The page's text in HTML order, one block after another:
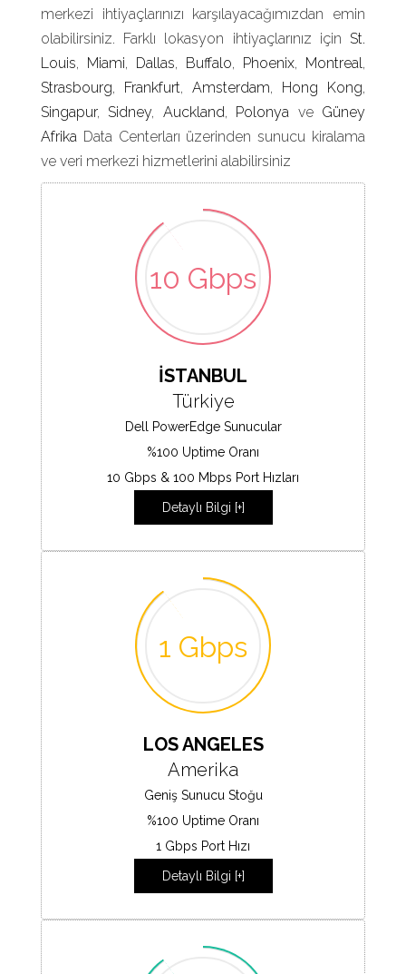
merkezi ihtiyaçlarınızı karşılayacağımızdan emin
olabilirsiniz. Farklı lokasyon ihtiyaçlarınız için St.
Louis, Miami, Dallas, Buffalo, Phoenix, Montreal,
Strasbourg, Frankfurt, Amsterdam, Hong Kong,
Singapur, Sidney, Auckland, Polonya ve Güney
Afrika Data Centerları üzerinden sunucu kiralama
ve veri merkezi hizmetlerini alabilirsiniz
10 Gbps
İSTANBUL
Türkiye
Dell PowerEdge Sunucular
%100 Uptime Oranı
10 Gbps & 100 Mbps Port Hızları
Detaylı Bilgi [+]
1 Gbps
LOS ANGELES
Amerika
Geniş Sunucu Stoğu
%100 Uptime Oranı
1 Gbps Port Hızı
Detaylı Bilgi [+]